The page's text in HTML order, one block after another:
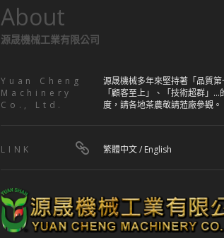
About
源晟機械工業有限公司
Yuan Cheng
Machinery
Co., Ltd.
源晟機械多年來堅持著「品質第
「顧客至上」、「技術超群」...
度，請各地茶農敬請蒞廠參觀。
LINK 繁體中文/ English